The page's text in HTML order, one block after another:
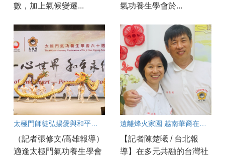
數，加上氣候變遷...
氣功養生學會於...
太極門師徒弘揚愛與和平一甲子 各界齊聚太極門高雄道館見證歷史時刻
（記者張修文/高雄報導）
適逢太極門氣功養生學會
遠離烽火家園 越南華裔在太極門 改變命運 遇見幸福
【記者陳楚曦 / 台北報
導】在多元共融的台灣社